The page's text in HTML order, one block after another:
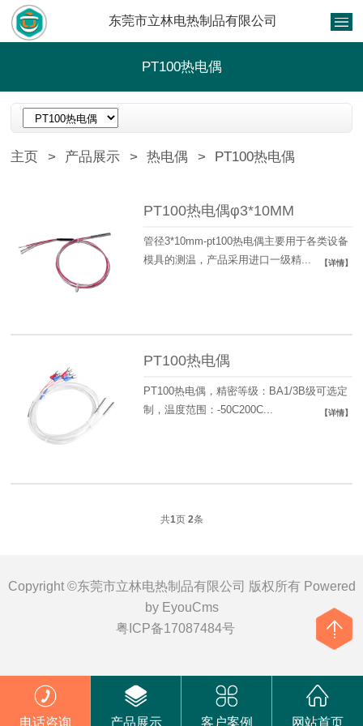
东莞市立林电热制品有限公司
PT100热电偶
主页 > 产品展示 > 热电偶 > PT100热电偶
PT100热电偶φ3*10MM
管径3*10mm-pt100热电偶主要用于各类设备
模具的测温，产品采用进口一级精...
【详情】
PT100热电偶
PT100热电偶，精密等级：BA1/3B级可选定
制，温度范围：-50C200C...
【详情】
共1页 2条
Copyright ©东莞市立林电热制品有限公司 版权所有 Powered
by EyouCms
粤ICP备17087484号
电话咨询 产品展示 客户案例 网站首页